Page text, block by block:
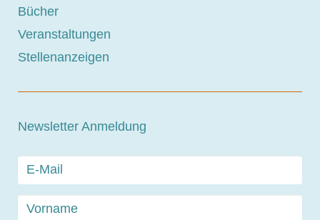
Bücher
Veranstaltungen
Stellenanzeigen
Newsletter Anmeldung